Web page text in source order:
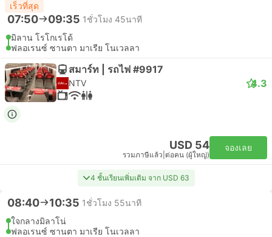
เร็วที่สุด
07:50 09:35 1ชั่วโมง 45นาที
มิลาน โรโกเรโด้
ฟลอเรนซ์ ซานตา มาเรีย โนเวลลา
สมาร์ท | รถไฟ #9917
NTV 4.3
USD 54
รวมภาษีแล้ว ต่อคน (ผู้ใหญ่)
จองเลย
4 ชั้นเรียนเพิ่มเติม จาก USD 63
08:40 10:35 1ชั่วโมง 55นาที
ใจกลางมิลาโน่
ฟลอเรนซ์ ซานตา มาเรีย โนเวลลา